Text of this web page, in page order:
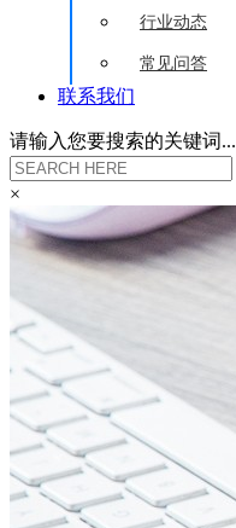
行业动态
常见问答
联系我们
请输入您要搜索的关键词...
×